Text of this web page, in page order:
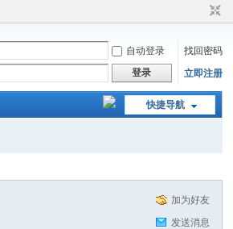
自动登录
找回密码
登录 立即注册
快捷导航
加为好友
发送消息